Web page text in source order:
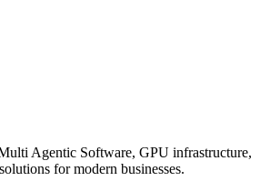
Agentic Software, GPU infrastructure,
for modern businesses.